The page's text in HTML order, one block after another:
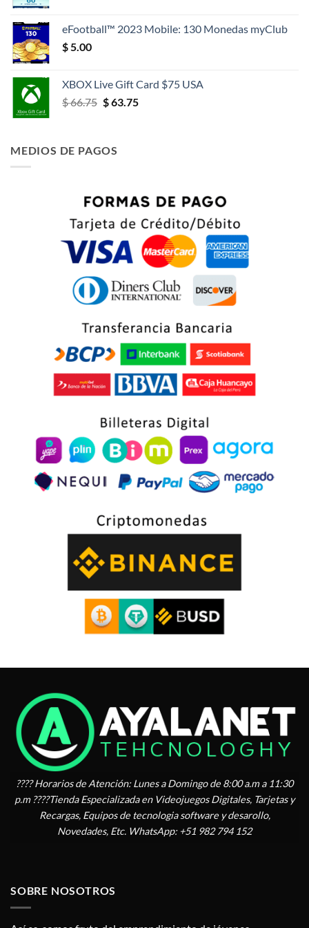
eFootball™ 2023 Mobile: 130 Monedas myClub
$ 5.00
XBOX Live Gift Card $75 USA
$66.75 El
era:
$ 66.75.
$63.75El
MEDIOS DE PAGOS
???? Horarios de Atención: Lunes a Domingo de 8:00 a.m a 11:30
p.m ????Tienda Especializada en Videojuegos Digitales, Tarjetas y
Recargas, Equipos de tecnologia software y desarollo,
Novedades, Etc. WhatsApp: +51 982 794 152
SOBRE NOSOTROS